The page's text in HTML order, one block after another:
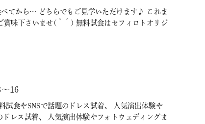
てから… どちらでもご見学いただけます♪ これま
賞味下さいませ(＾＾) 無料試食はセフィロトオリジ
16
食やSNSで話題のドレス試着、 人気演出体験や
レス試着、 人気演出体験やフォトウェディングま